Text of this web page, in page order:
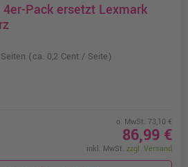
Pack ersetzt Lexmark
(ca. 0,2 Cent / Seite)
o. MwSt. 73,10 €
86,99 €
inkl. MwSt. zzgl. Versand